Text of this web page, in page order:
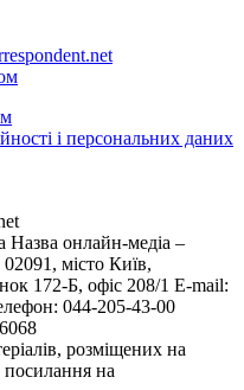
і персональних даних
Назва онлайн-медіа –
місто Київ,
172-Б, офіс 208/1 E-mail:
044-205-43-00
розміщених на
посилання на